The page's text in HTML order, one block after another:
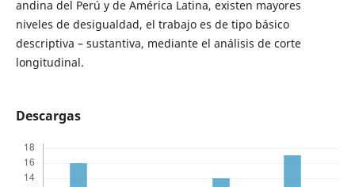
andina del Perú y de América Latina, existen mayores
niveles de desigualdad, el trabajo es de tipo básico
descriptiva – sustantiva, mediante el análisis de corte
longitudinal.
Descargas